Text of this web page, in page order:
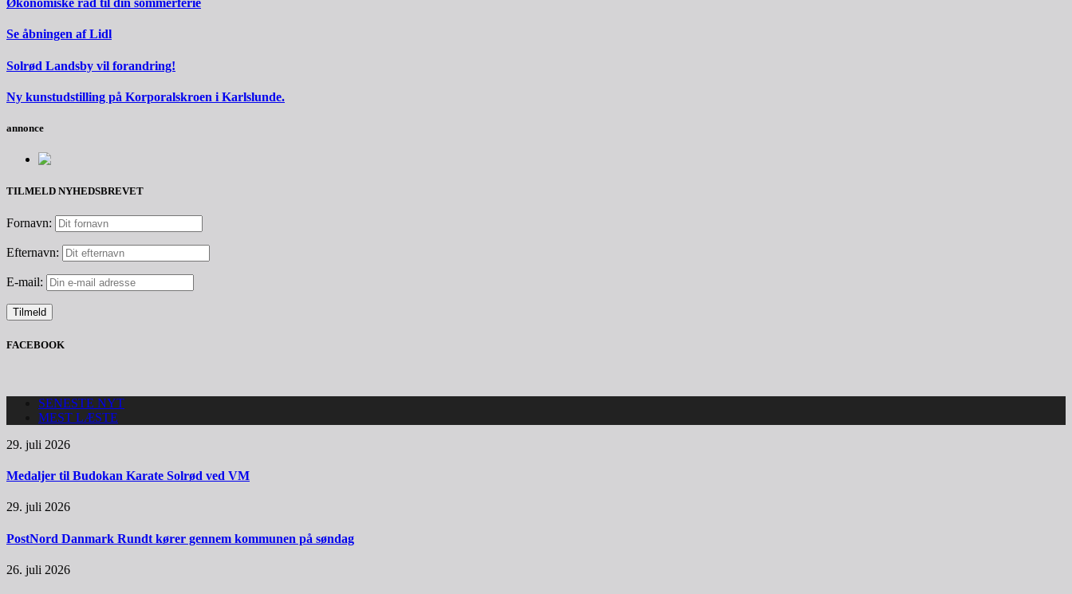
Økonomiske råd til din sommerferie
Se åbningen af Lidl
Solrød Landsby vil forandring!
Ny kunstudstilling på Korporalskroen i Karlslunde.
annonce
TILMELD NYHEDSBREVET
Fornavn:
Efternavn:
E-mail:
FACEBOOK
SENESTE NYT
MEST LÆSTE
29. juli 2026
Medaljer til Budokan Karate Solrød ved VM
29. juli 2026
PostNord Danmark Rundt kører gennem kommunen på søndag
26. juli 2026